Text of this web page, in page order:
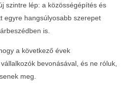
szintre lép: a közösségépítés és
egyre hangsúlyosabb szerepet
is.
a következő évek
bevonásával, és ne róluk,
meg.